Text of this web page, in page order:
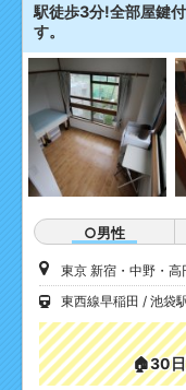
駅徒歩3分!全部屋鍵
す。
○男性
東京 新宿・中野・高
東西線早稲田
池袋
🏠30日